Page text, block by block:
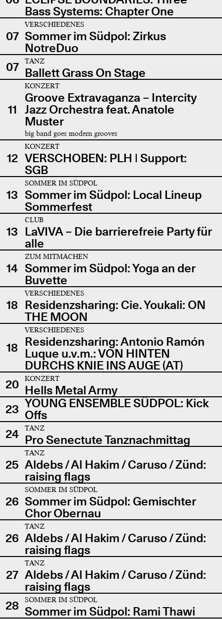
Bass Systems: Chapter One
07
VERSCHIEDENES
Sommer im Südpol: Zirkus
NotreDuo
07
TANZ
Ballett Grass On Stage
11
KONZERT
Groove Extravaganza – Intercity
Jazz Orchestra feat. Anatole
Muster
big band goes modern grooves
12
KONZERT
VERSCHOBEN: PLH | Support:
SGB
13
SOMMER IM SÜDPOL
Sommer im Südpol: Local Lineup
Sommerfest
13
CLUB
LaVIVA – Die barrierefreie Party für
alle
14
ZUM MITMACHEN
Sommer im Südpol: Yoga an der
Buvette
18
VERSCHIEDENES
Residenzsharing: Cie. Youkali: ON
THE MOON
18
VERSCHIEDENES
Residenzsharing: Antonio Ramón
Luque u.v.m.: VON HINTEN
DURCHS KNIE INS AUGE (AT)
20
KONZERT
Hells Metal Army
23 YOUNG ENSEMBLE SÜDPOL: Kick
Offs
24
TANZ
Pro Senectute Tanznachmittag
25
TANZ
Aldebs / Al Hakim / Caruso / Zünd:
raising flags
26
SOMMER IM SÜDPOL
Sommer im Südpol: Gemischter
Chor Obernau
26
TANZ
Aldebs / Al Hakim / Caruso / Zünd:
raising flags
27
TANZ
Aldebs / Al Hakim / Caruso / Zünd:
raising flags
28
SOMMER IM SÜDPOL
Sommer im Südpol: Rami Thawi